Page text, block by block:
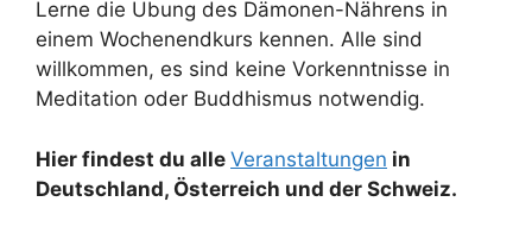
Lerne die Übung des Dämonen-Nährens in
einem Wochenendkurs kennen. Alle sind
willkommen, es sind keine Vorkenntnisse in
Meditation oder Buddhismus notwendig.
Hier findest du alle Veranstaltungen in
Deutschland, Österreich und der Schweiz.